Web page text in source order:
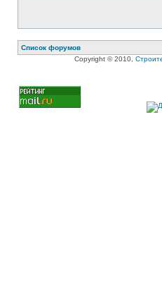
Список форумов
Copyright © 2010,